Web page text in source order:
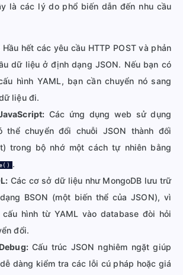
là các lý do phổ biến dẫn đến nhu cầu
Hầu hết các yêu cầu HTTP POST và phản
dữ liệu ở định dạng JSON. Nếu bạn có
hình YAML, bạn cần chuyển nó sang
liệu đi.
Các ứng dụng web sử dụng
thể chuyển đổi chuỗi JSON thành đối
trong bộ nhớ một cách tự nhiên bằng
.
Các cơ sở dữ liệu như MongoDB lưu trữ
BSON (một biến thể của JSON), vì
hình từ YAML vào database đòi hỏi
đổi.
Cấu trúc JSON nghiêm ngặt giúp
dàng kiểm tra các lỗi cú pháp hoặc giá